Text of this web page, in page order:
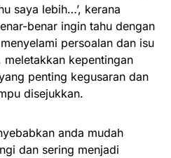
saya lebih…’, kerana
benar ingin tahu dengan
persoalan dan isu
kepentingan
penting kegusaran dan
disejukkan.
anda mudah
dan sering menjadi